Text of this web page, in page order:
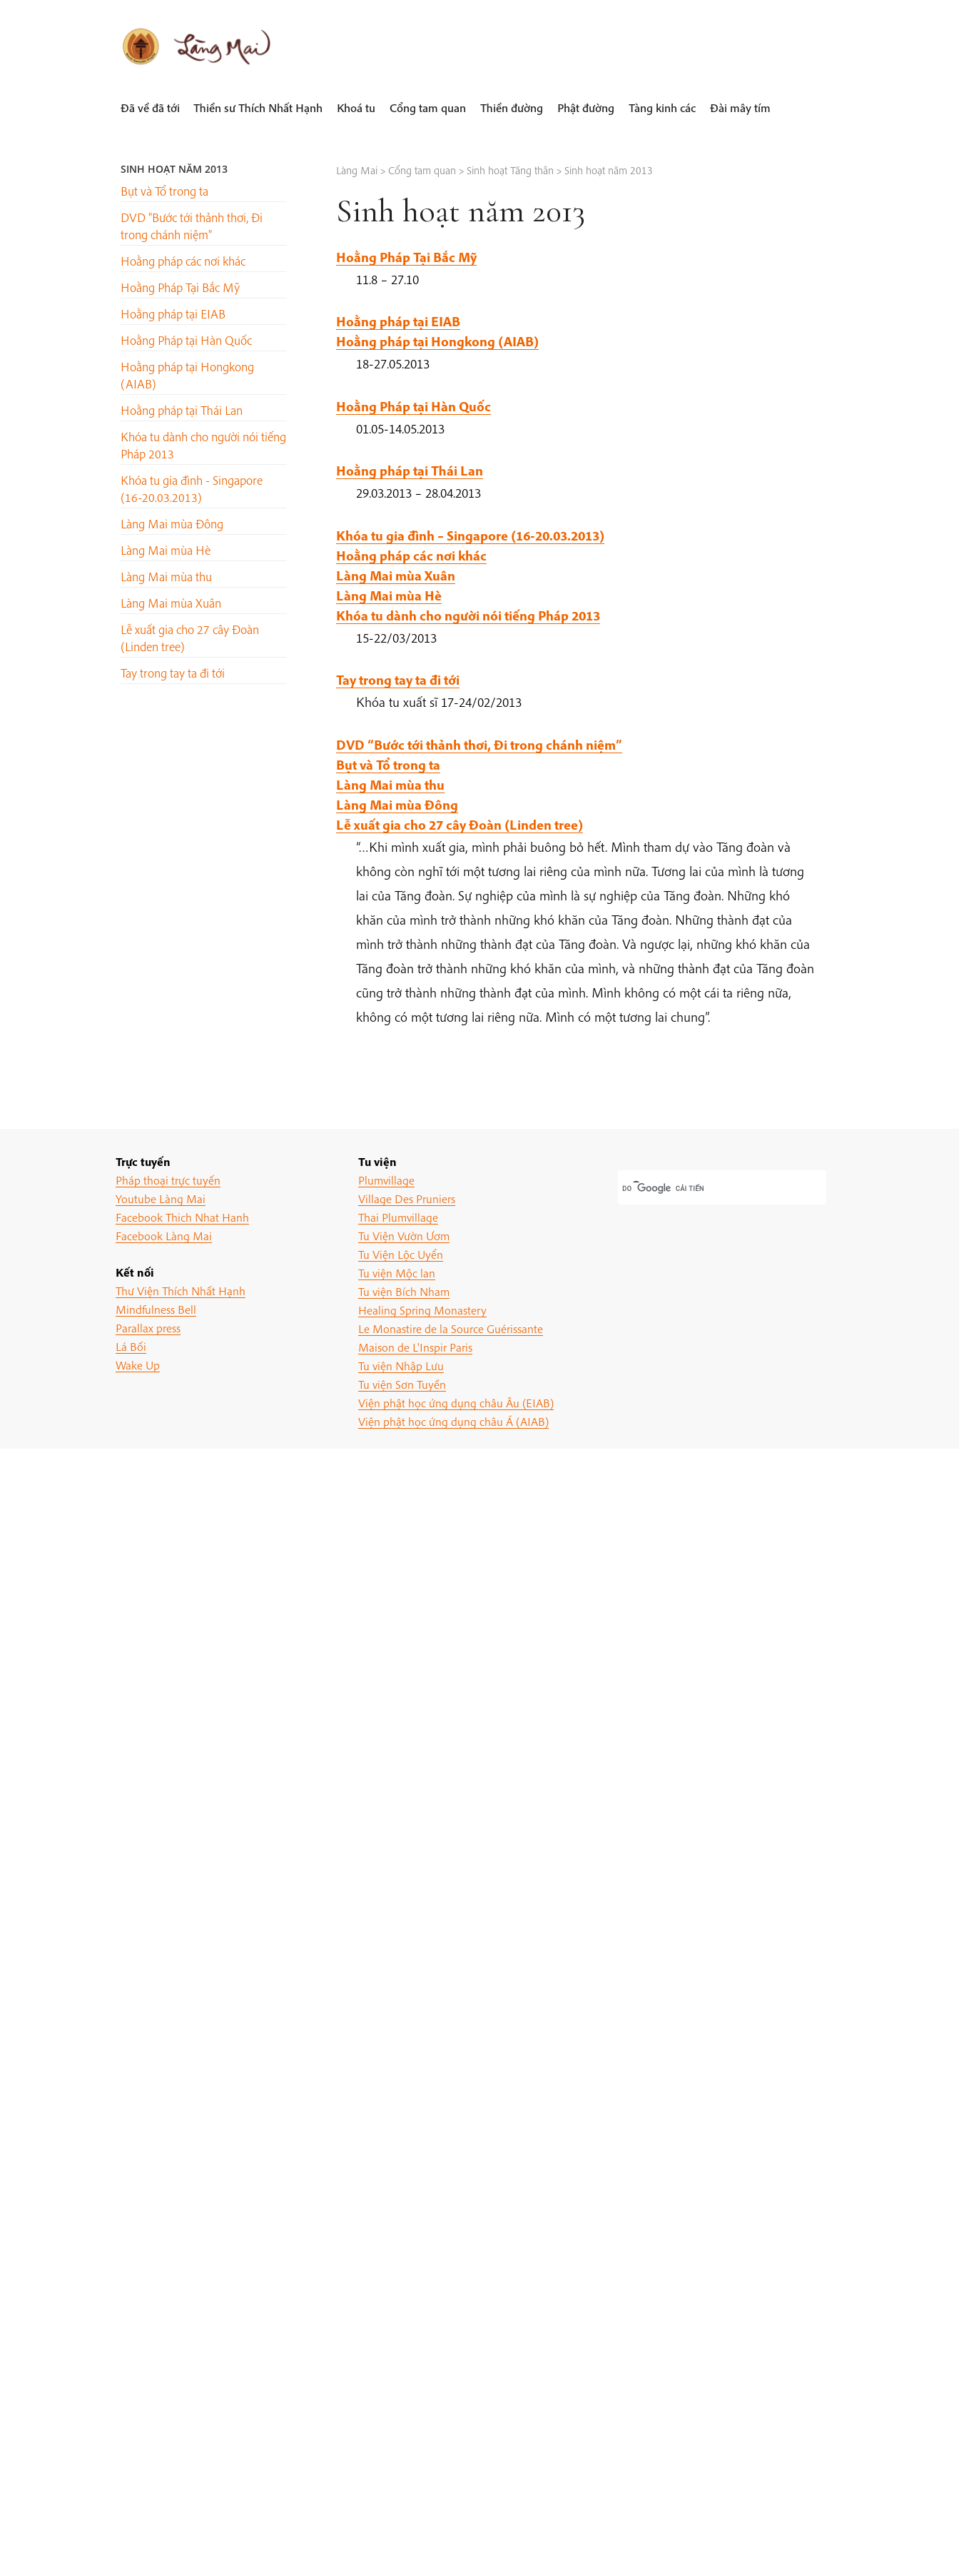
LÀNG MAI
Đã về đã tới Thiền sư Thích Nhất Hạnh Khoá tu Cổng tam quan Thiền đường Phật đường Tàng kinh các Đài mây tím
SINH HOẠT NĂM 2013
Bụt và Tổ trong ta
DVD "Bước tới thảnh thơi, Đi
trong chánh niệm"
Hoằng pháp các nơi khác
Hoằng Pháp Tại Bắc Mỹ
Hoằng pháp tại EIAB
Hoằng Pháp tại Hàn Quốc
Hoằng pháp tại Hongkong
(AIAB)
Hoằng pháp tại Thái Lan
Khóa tu dành cho người nói tiếng
Pháp 2013
Khóa tu gia đình - Singapore
(16-20.03.2013)
Làng Mai mùa Đông
Làng Mai mùa Hè
Làng Mai mùa thu
Làng Mai mùa Xuân
Lễ xuất gia cho 27 cây Đoàn
(Linden tree)
Tay trong tay ta đi tới
Làng Mai> Cổng tam quan > Sinh hoạt Tăng thân > Sinh hoạt năm 2013
Sinh hoạt năm 2013
Hoằng Pháp Tại Bắc Mỹ
11.8 – 27.10
Hoằng pháp tại EIAB
Hoằng pháp tại Hongkong (AIAB)
18-27.05.2013
Hoằng Pháp tại Hàn Quốc
01.05-14.05.2013
Hoằng pháp tại Thái Lan
29.03.2013 – 28.04.2013
Khóa tu gia đình – Singapore (16-20.03.2013)
Hoằng pháp các nơi khác
Làng Mai mùa Xuân
Làng Mai mùa Hè
Khóa tu dành cho người nói tiếng Pháp 2013
15-22/03/2013
Tay trong tay ta đi tới
Khóa tu xuất sĩ 17-24/02/2013
DVD “Bước tới thảnh thơi, Đi trong chánh niệm”
Bụt và Tổ trong ta
Làng Mai mùa thu
Làng Mai mùa Đông
Lễ xuất gia cho 27 cây Đoàn (Linden tree)
“…Khi mình xuất gia, mình phải buông bỏ hết. Mình tham dự vào Tăng đoàn và
không còn nghĩ tới một tương lai riêng của mình nữa. Tương lai của mình là tương
lai của Tăng đoàn. Sự nghiệp của mình là sự nghiệp của Tăng đoàn. Những khó
khăn của mình trở thành những khó khăn của Tăng đoàn. Những thành đạt của
mình trở thành những thành đạt của Tăng đoàn. Và ngược lại, những khó khăn của
Tăng đoàn trở thành những khó khăn của mình, và những thành đạt của Tăng đoàn
cũng trở thành những thành đạt của mình. Mình không có một cái ta riêng nữa,
không có một tương lai riêng nữa. Mình có một tương lai chung”.
Trực tuyến
Pháp thoại trực tuyến
Youtube Làng Mai
Facebook Thich Nhat Hanh
Facebook Làng Mai
Kết nối
Thư Viện Thích Nhất Hạnh
Mindfulness Bell
Parallax press
Lá Bối
Wake Up
Tu viện
Plumvillage
Village Des Pruniers
Thai Plumvillage
Tu Viện Vườn Ươm
Tu Viện Lộc Uyển
Tu viện Mộc lan
Tu viện Bích Nham
Healing Spring Monastery
Le Monastire de la Source Guérissante
Maison de L'Inspir Paris
Tu viện Nhập Lưu
Tu viện Sơn Tuyền
Viện phật học ứng dụng châu Âu (EIAB)
Viện phật học ứng dụng châu Á (AIAB)